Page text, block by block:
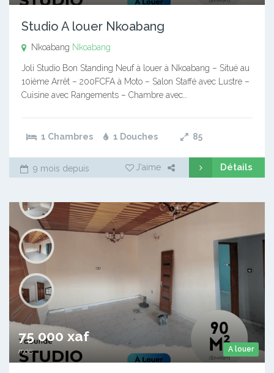
Studio A louer Nkoabang
Nkoabang Nkoabang
Joli Studio Bon Standing Neuf à louer à Nkoabang – Situé au
10ième Arrêt – 200FCFA à Moto – Salon Staffé avec Lustre –
Cuisine avec Rangements – Chambre avec…
1 Chambres 1 Douches 85
9 mois depuis J'aime Détails
A louer
75 000 xaf
mois